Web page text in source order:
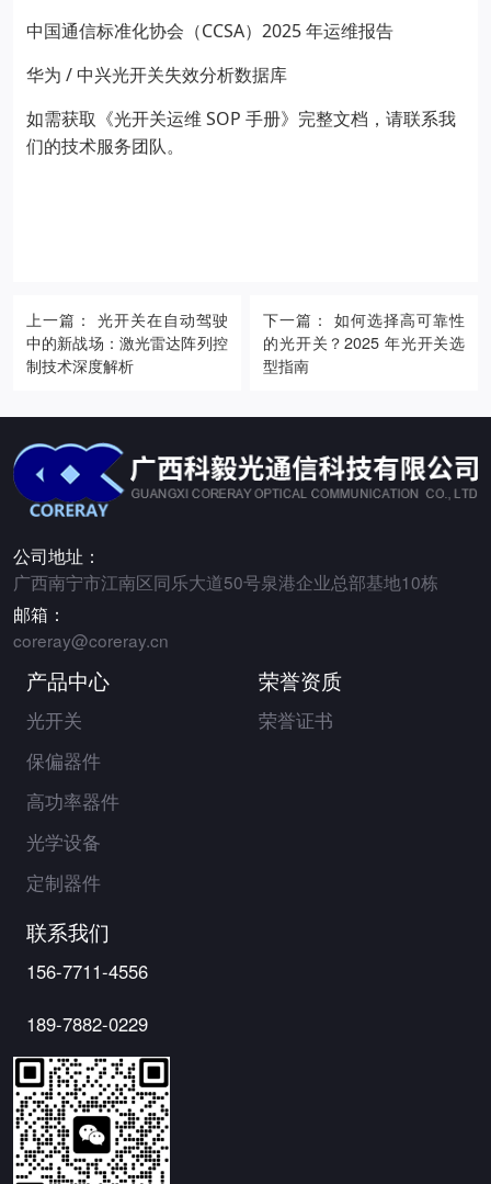
中国通信标准化协会（CCSA） 2025 年运维报告
华为 / 中兴光开关失效分析数据库
如需获取《光开关运维 SOP 手册》完整文档，请联系我
们的技术服务团队。
上一篇： 光开关在自动驾驶
中的新战场：激光雷达阵列控
制技术深度解析
下一篇： 如何选择高可靠性
的光开关？2025 年光开关选
型指南
公司地址：
广西南宁市江南区同乐大道50号泉港企业总部基地10栋
邮箱：
coreray@coreray.cn
产品中心
光开关
保偏器件
高功率器件
光学设备
定制器件
荣誉资质
荣誉证书
联系我们
156-7711-4556
189-7882-0229